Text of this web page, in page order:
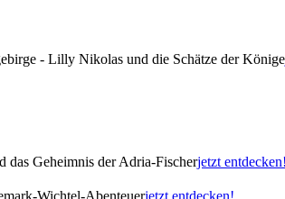
- Lilly Nikolas und die Schätze der Könige
Geheimnis der Adria-Fischerjetzt entdecken!
Wichtel-Abenteuerjetzt entdecken!